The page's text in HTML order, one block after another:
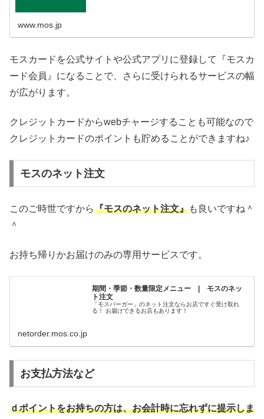
www.mos.jp
モスカードを公式サイトや公式アプリに登録して『モスカ
ード会員』になることで、さらに受けられるサービスの幅
が広がります。
クレジットカードからwebチャージすることも可能なので
クレジットカードのポイントも貯めることができますね♪
モスのネット注文
このご時世ですから『モスのネット注文』も良いですね＾
＾
お持ち帰りかお届けのみの専用サービスです。
期間・季節・数量限定メニュー | モスのネッ
ト注文
「モスバーガー」のネット注文ならお店ですぐ受け取れ
る！ お届けできるお店もあります！
netorder.mos.co.jp
お支払方法など
ｄポイントをお持ちの方は、お会計時に忘れずに提示しま